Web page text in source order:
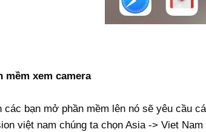
mềm xem camera
các bạn mở phần mềm lên nó sẽ yêu cầu
việt nam chúng ta chọn Asia -> Viet